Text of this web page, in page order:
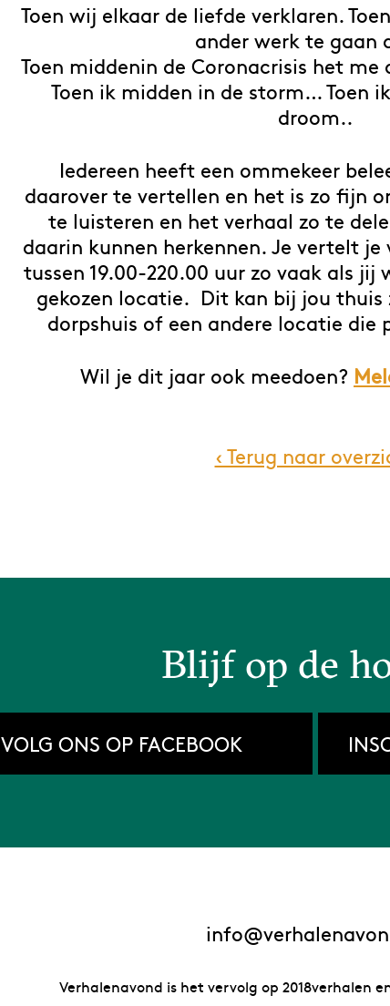
Toen wij elkaar de liefde verklaren.
ander werk te gaan
Toen middenin de Coronacrisis het
Toen ik midden in de storm… Toen
droom..
Iedereen heeft een ommekeer
daarover te vertellen en het is zo fijn
te luisteren en het verhaal zo te
daarin kunnen herkennen. Je vertelt je
tussen 19.00-220.00 uur zo vaak als
gekozen locatie. Dit kan bij jou
dorpshuis of een andere locatie die
Wil je dit jaar ook meedoen?
‹ Terug naar
Blijf op de
VOLG ONS OP FACEBOOK
Verhalenavond is het vervolg op 2018verhalen